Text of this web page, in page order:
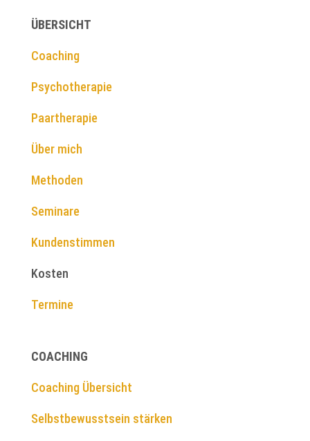
ÜBERSICHT
Coaching
Psychotherapie
Paartherapie
Über mich
Methoden
Seminare
Kundenstimmen
Kosten
Termine
COACHING
Coaching Übersicht
Selbstbewusstsein stärken